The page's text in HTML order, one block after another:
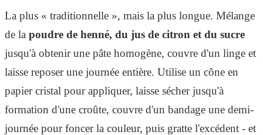
La plus « traditionnelle », mais la plus longue. Mélange
de la poudre de henné, du jus de citron et du sucre
jusqu'à obtenir une pâte homogène, couvre d'un linge et
laisse reposer une journée entière. Utilise un cône en
papier cristal pour appliquer, laisse sécher jusqu'à
formation d'une croûte, couvre d'un bandage une demi-
journée pour foncer la couleur, puis gratte l'excédent - et